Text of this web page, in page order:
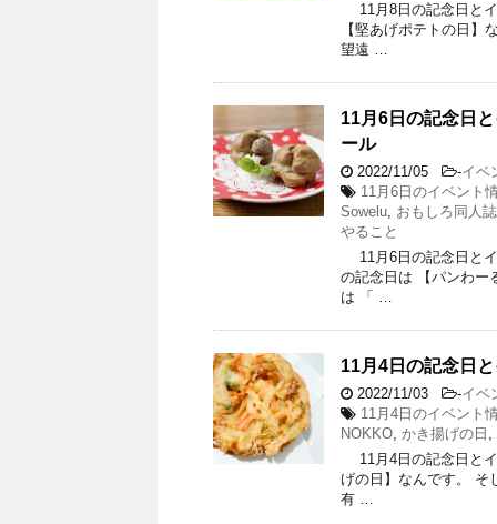
11月8日の記念日とイ
【堅あげポテトの日】
望遠 …
11月6日の記念日
ール
2022/11/05 -イベ
11月6日のイベント
Sowelu, おもしろ同人
やること
11月6日の記念日とイ
の記念日は 【パンわー
は 「 …
11月4日の記念日
2022/11/03 -イベ
11月4日のイベント
NOKKO, かき揚げの日 ,
11月4日の記念日と
げの日】なんです。 そ
有 …